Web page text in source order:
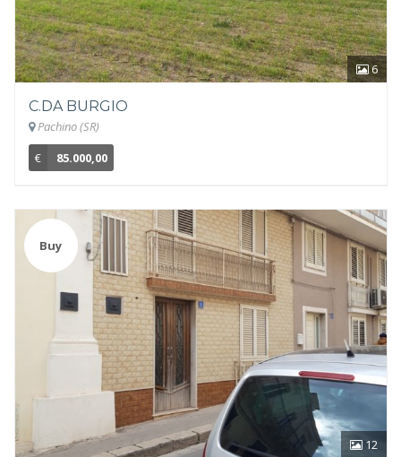
6
C.DA BURGIO
Pachino (SR)
€
85.000,00
12
Buy